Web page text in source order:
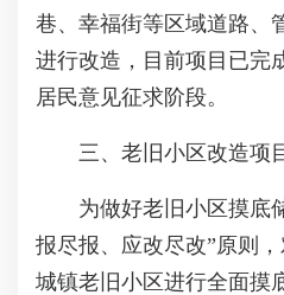
巷、幸福街等区域道路、
进行改造，目前项目已完
居民意见征求阶段。
三、老旧小区改造项
为做好老旧小区摸底
报尽报、应改尽改”原则
城镇老旧小区进行全面摸